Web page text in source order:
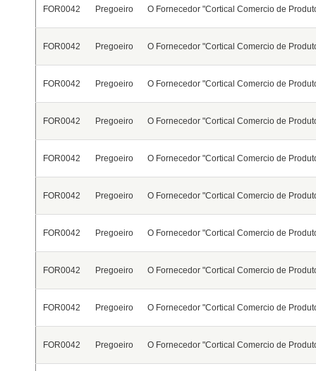
FOR0042 Pregoeiro O Fornecedor "Cortical Comercio de
FOR0042 Pregoeiro O Fornecedor "Cortical Comercio de
FOR0042 Pregoeiro O Fornecedor "Cortical Comercio de
FOR0042 Pregoeiro O Fornecedor "Cortical Comercio de
FOR0042 Pregoeiro O Fornecedor "Cortical Comercio de
FOR0042 Pregoeiro O Fornecedor "Cortical Comercio de
FOR0042 Pregoeiro O Fornecedor "Cortical Comercio de
FOR0042 Pregoeiro O Fornecedor "Cortical Comercio de
FOR0042 Pregoeiro O Fornecedor "Cortical Comercio de
FOR0042 Pregoeiro O Fornecedor "Cortical Comercio de